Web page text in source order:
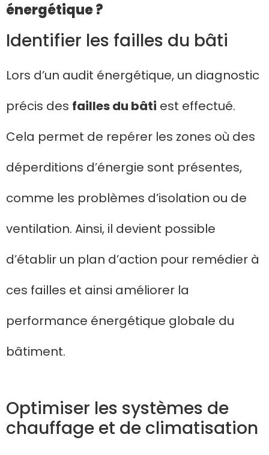
énergétique ?
Identifier les failles du bâti
Lors d’un audit énergétique, un diagnostic
précis des failles du bâti est effectué.
Cela permet de repérer les zones où des
déperditions d’énergie sont présentes,
comme les problèmes d’isolation ou de
ventilation. Ainsi, il devient possible
d’établir un plan d’action pour remédier à
ces failles et ainsi améliorer la
performance énergétique globale du
bâtiment.
Optimiser les systèmes de
chauffage et de climatisation